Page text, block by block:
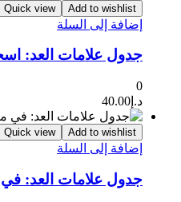
Add to wishlist
Quick view
إضافة إلى السلة
جدول علامات العد:
0
د.إ 40.00
Add to wishlist
Quick view
إضافة إلى السلة
جدول علامات العد: في